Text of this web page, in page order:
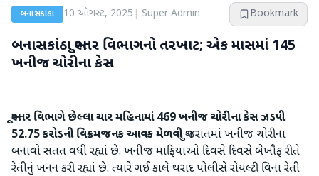
બનાસકાંઠા 10 ઑગસ્ટ, 2025 Super Admin Bookmark
બનાસકાંઠા ભુસ્તર વિભાગનો તરખાટ; એક માસમાં 145
ખનીજ ચોરીના કેસ
ભૂસ્તર વિભાગે છેલ્લા ચાર મહિનામાં 469 ખનીજ ચોરીના કેસ ઝડપી
52.75 કરોડની વિક્રમજનક આવક મેળવીગુજરાતમાં ખનીજ ચોરીના
બનાવો સતત વધી રહ્યાં છે. ખનીજ માફિયાઓ દિવસે દિવસે બેખૌફ રીતે
રેતીનું ખનન કરી રહ્યાં છે. ત્યારે ગઈ કાલે થરાદ પોલીસે રોયલ્ટી વિના રેતી